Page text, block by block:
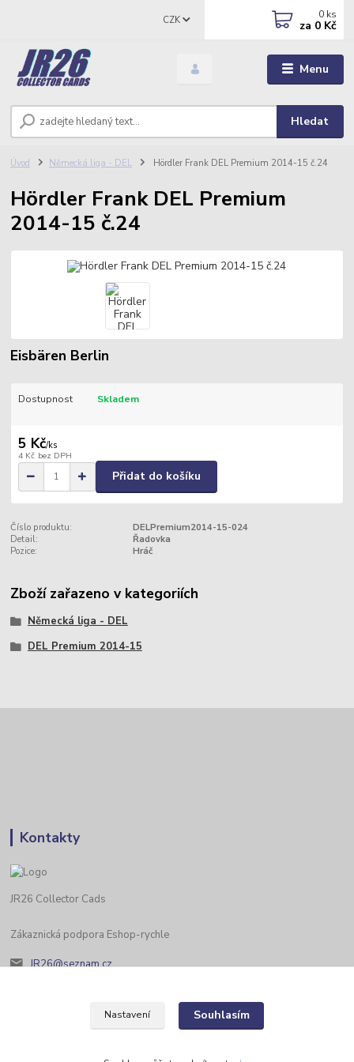
Menu
CZK
Hledat
0 ks
za 0 Kč
Úvod Německá liga - DEL Hördler Frank DEL Premium 2014-15 č.24
Hördler Frank DEL Premium
2014-15 č.24
Eisbären Berlin
Dostupnost Skladem
5 Kč/ks
4 Kč bez DPH
Přidat do košíku
Číslo produktu:
DELPremium2014-15-024
Detail:
Řadovka
Pozice:
Hráč
Zboží zařazeno v kategoriích
Německá liga - DEL
DEL Premium 2014-15
Kontakty
JR26 Collector Cads
Zákaznická podpora Eshop-rychle
JR26@seznam.cz
Nastavení Souhlasím